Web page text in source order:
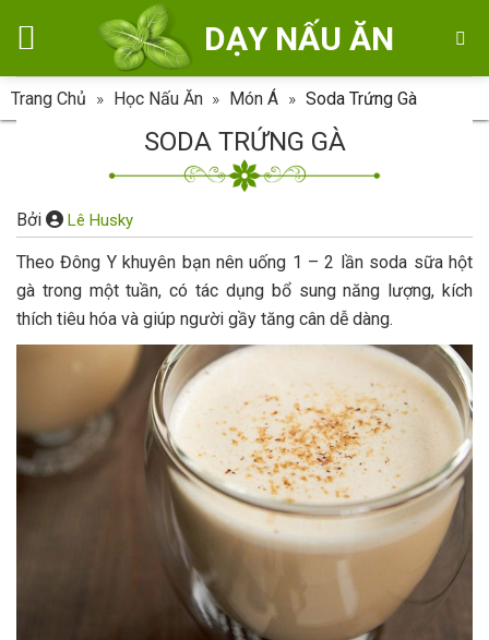
DẠY NẤU ĂN
Trang Chủ » Học Nấu Ăn » Món Á » Soda Trứng Gà
SODA TRỨNG GÀ
Bởi Lê Husky
Theo Đông Y khuyên bạn nên uống 1 – 2 lần soda sữa hột
gà trong một tuần, có tác dụng bổ sung năng lượng, kích
thích tiêu hóa và giúp người gầy tăng cân dễ dàng.